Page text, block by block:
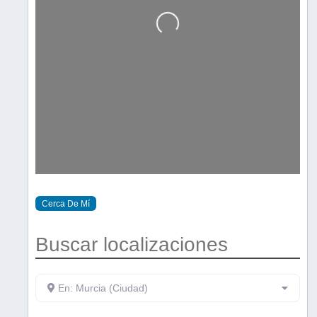
Cargando…
Cerca De Mí
Buscar localizaciones
En: Murcia (Ciudad)